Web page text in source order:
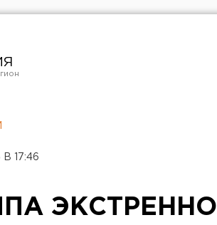
В 17:46